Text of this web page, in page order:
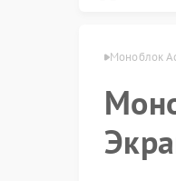
Acer в Астрахани Моноблок